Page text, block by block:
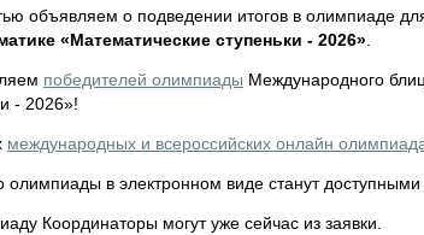
объявляем о подведении итогов в олимпиаде
«Математические ступеньки - 2026».
победителей олимпиады Международного
- 2026»!
международных и всероссийских онлайн
в электронном виде станут доступными
Координаторы могут уже сейчас из заявки.